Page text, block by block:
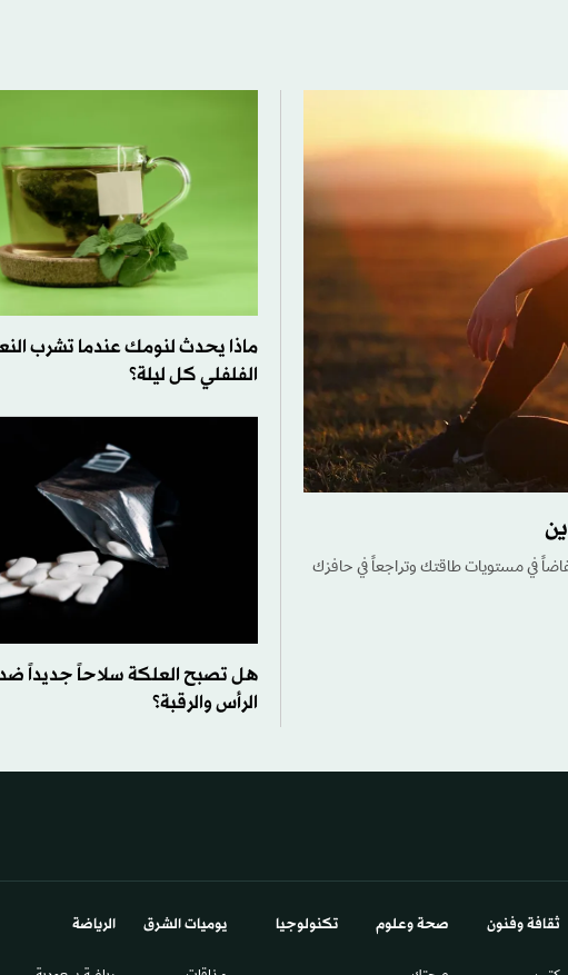
في مستويات طاقتك وتراجعاً في حافزك
ماذا يحدث لنومك عندما تشرب
الفلفلي كل ليلة؟
هل تصبح العلكة سلاحاً جديداً
الرأس والرقبة؟
ثقافة وفنون صحة وعلوم تكنولوجيا يوميات الشرق​ الرياضة